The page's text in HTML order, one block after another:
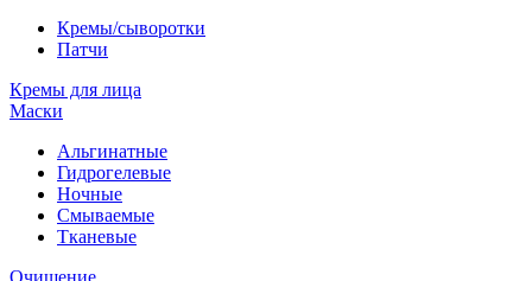
Кремы/сыворотки
Патчи
Кремы для лица
Маски
Альгинатные
Гидрогелевые
Ночные
Смываемые
Тканевые
Очищение